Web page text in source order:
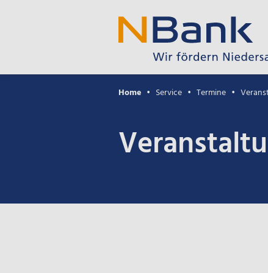
Home Service Termine